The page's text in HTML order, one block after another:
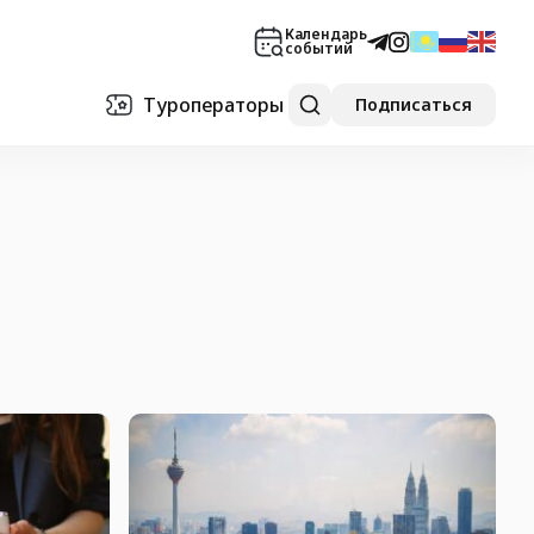
Календарь
событий
Туроператоры Подписаться